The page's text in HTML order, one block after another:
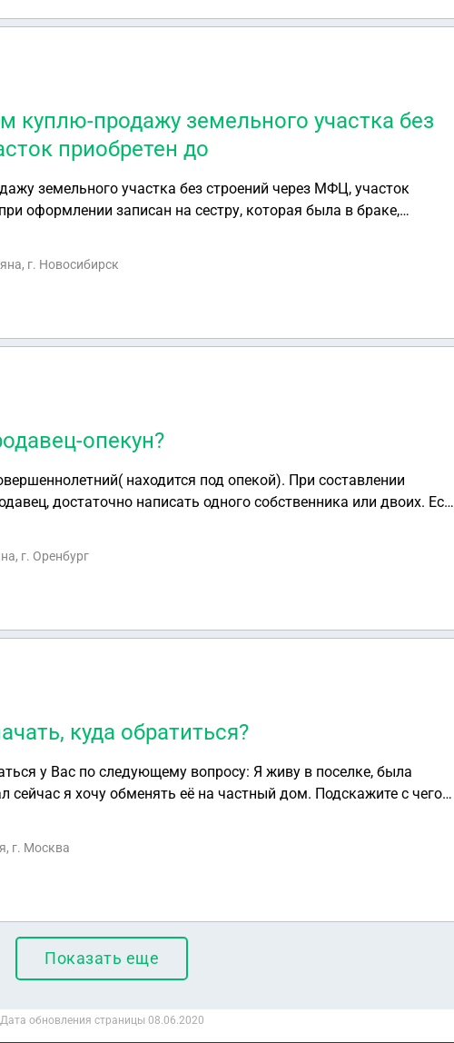
куплю-продажу земельного участка без
приобретен до
земельного участка без строений через МФЦ, участок
оформлении записан на сестру, которая была в браке,
период брака, я покупаю участок у сестры, нужно ли
г. Новосибирск
опекун?
находится под опекой). При составлении
достаточно написать одного собственника или двоих. Если
г. Оренбург
куда обратиться?
у Вас по следующему вопросу: Я живу в поселке, была
сейчас я хочу обменять её на частный дом. Подскажите с чего
12 и 15 лет.
г. Москва
Показать еще
Дата обновления страницы 08.06.2020